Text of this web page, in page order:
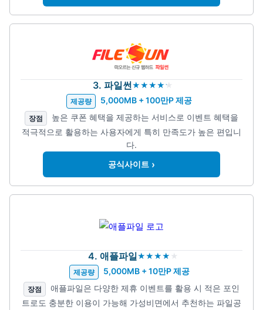
3. 파일썬
제공량 5,000MB + 100만P 제공
장점
높은 쿠폰 혜택을 제공하는 서비스로 이벤트 혜택을
적극적으로 활용하는 사용자에게 특히 만족도가 높은 편입니
다.
공식사이트 ›
4. 애플파일
제공량 5,000MB + 10만P 제공
장점
애플파일은 다양한 제휴 이벤트를 활용 시 적은 포인
트로도 충분한 이용이 가능해 가성비면에서 추천하는 파일공